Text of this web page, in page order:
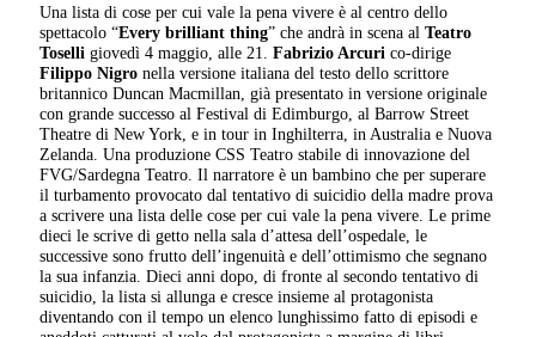
Una lista di cose per cui vale la pena vivere è al centro dello
spettacolo “Every brilliant thing” che andrà in scena alTeatro
Toselli giovedì 4 maggio, alle 21.Fabrizio Arcuri co-dirige
Filippo Nigro nella versione italiana del testo dello scrittore
britannico Duncan Macmillan, già presentato in versione originale
con grande successo al Festival di Edimburgo, al Barrow Street
Theatre di New York, e in tour in Inghilterra, in Australia e Nuova
Zelanda. Una produzione CSS Teatro stabile di innovazione del
FVG/Sardegna Teatro. Il narratore è un bambino che per superare
il turbamento provocato dal tentativo di suicidio della madre prova
a scrivere una lista delle cose per cui vale la pena vivere. Le prime
dieci le scrive di getto nella sala d’attesa dell’ospedale, le
successive sono frutto dell’ingenuità e dell’ottimismo che segnano
la sua infanzia. Dieci anni dopo, di fronte al secondo tentativo di
suicidio, la lista si allunga e cresce insieme al protagonista
diventando con il tempo un elenco lunghissimo fatto di episodi e